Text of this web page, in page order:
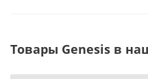
Товары Genesis в